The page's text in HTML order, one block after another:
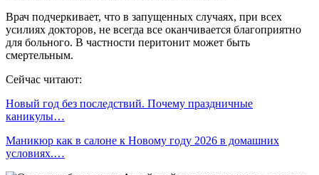
Врач подчеркивает, что в запущенных случаях, при всех
усилиях докторов, не всегда все оканчивается благоприятно
для больного. В частности перитонит может быть
смертельным.
Сейчас читают:
Новый год без последствий. Почему праздничные
каникулы…
Маникюр как в салоне к Новому году 2026 в домашних
условиях.…